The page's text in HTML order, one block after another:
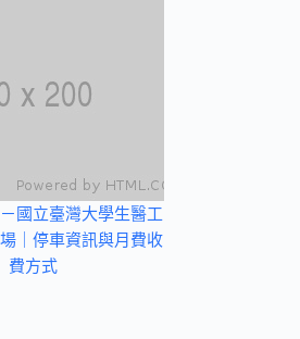
國立臺灣大學生醫工
｜停車資訊與月費收
費方式